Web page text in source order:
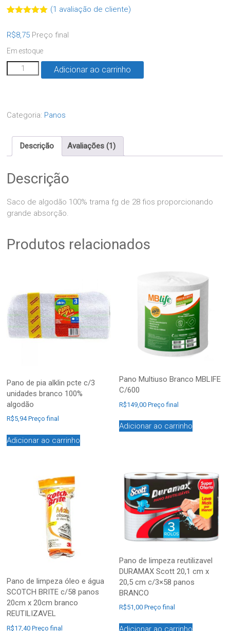
de 5, com
em
de cliente
(1 avaliação de cliente)
R$8,75 Preço final
Em estoque
Adicionar ao carrinho
Categoria: Panos
Descrição Avaliações (1)
Descrição
Saco de algodão 100% trama fg de 28 fios proporcionando
grande absorção.
Produtos relacionados
Pano de pia alklin pcte c/3
unidades branco 100%
algodão
R$5,94 Preço final
Adicionar ao carrinho
Pano Multiuso Branco MBLIFE
C/600
R$149,00 Preço final
Adicionar ao carrinho
Pano de limpeza óleo e água
SCOTCH BRITE c/58 panos
20cm x 20cm branco
REUTILIZAVEL
R$17,40 Preço final
Pano de limpeza reutilizavel
DURAMAX Scott 20,1 cm x
20,5 cm c/3×58 panos
BRANCO
R$51,00 Preço final
Adicionar ao carrinho